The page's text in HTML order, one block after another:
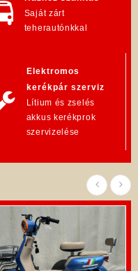
Saját zárt
teherautónkkal
Elektromos
kerékpár szerviz
Lítium és zselés
akkus kerékprok
szervizelése